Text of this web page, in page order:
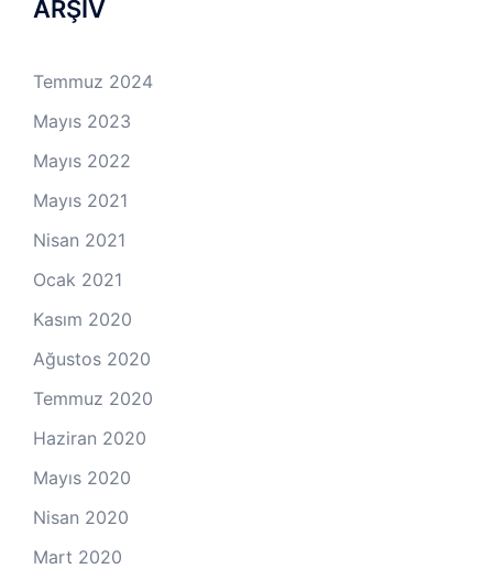
ARŞİV
Temmuz 2024
Mayıs 2023
Mayıs 2022
Mayıs 2021
Nisan 2021
Ocak 2021
Kasım 2020
Ağustos 2020
Temmuz 2020
Haziran 2020
Mayıs 2020
Nisan 2020
Mart 2020